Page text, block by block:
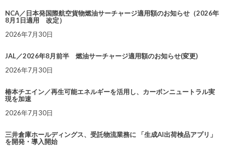
NCA／日本発国際航空貨物燃油サーチャージ適用額のお知らせ（2026年
8月1日適用 改定）
2026年7月30日
JAL／2026年8月前半 燃油サーチャージ適用額のお知らせ(変更)
2026年7月30日
椿本チエイン／再生可能エネルギーを活用し、カーボンニュートラル実
現を加速
2026年7月30日
三井倉庫ホールディングス、受託物流業務に 「生成AI出荷検品アプリ」
を開発・導入開始